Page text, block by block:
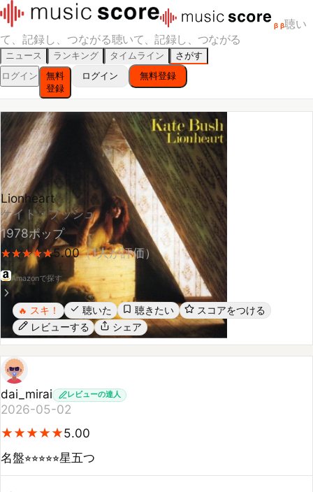
β β聴い
て、記録し、つながる聴いて、記録し、つながる
ニュース ランキング タイムライン
さがす
ログイン
無料
登録
ログイン 無料登録
Lionheart
ケイト・ブッシュ
1978 ポップ
★
★★
★★
★★
★★
★5.00（1人が評価）
Amazonで探す
🔥 スキ！ 聴いた 聴きたい スコアをつける
レビューする シェア
dai_mirai
2026-05-02
★
★★
★★
★★
★★
★5.00
参考になった シェア